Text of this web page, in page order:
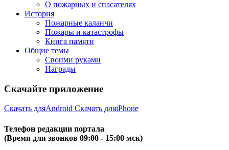
О пожарных и спасателях
История
Пожарные каланчи
Пожары и катастрофы
Книга памяти
Общие темы
Своими руками
Награды
Скачайте приложение
Скачать дляAndroid Скачать дляiPhone
Телефон редакции портала
(Время для звонков 09:00 - 15:00 мск)